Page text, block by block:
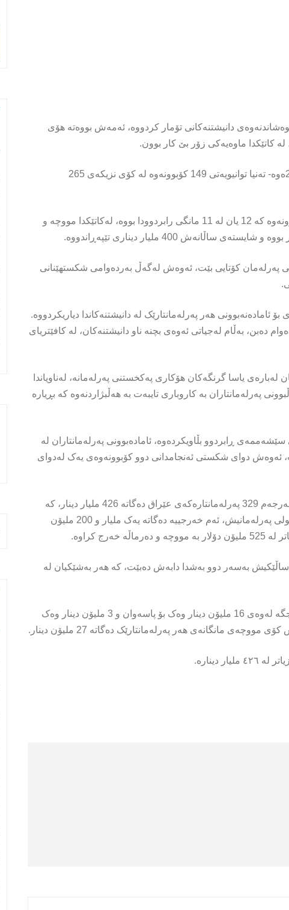
دانیشتنەکانی تۆمار کردووە، ئەمەش بووەتە هۆی
کاتێکدا ماوەیەکی زۆر بێ کار بوون.
پەرلەمانی ئێستا- لە یەکەم کۆبوونەوەى لە 9ی کانونى دووەمى 2022ەوە- تەنیا توانیویەتی 149 کۆبوونەوە لە کۆی نزیکەی 265
پەرلەمانى عێراق لەم خولەیدا شکستیهێناوە لە ئەنجامدانى 100 کۆبوونەوە کە 12 یان لە 11 مانگى رابردوودا بووە، لەکاتێکدا مووچە و
پەرلەمان کۆتایی بێت، ئەوەش لەگەڵ بەردەوامى شکستهێنانى
ئامادەنەبوونی هەر پەرلەمانتارێک لە دانیشتنەکاندا دیاریکردووە.
دەبن، بەڵام لەجیاتی ئەوەی بچنە ناو دانیشتنەکان، لە کافێتریای
لەبارەى یاسا گرنگەکان هۆکارى پەکخستنى پەرلەمانە، لەناویاندا
پەرلەمانتاران بە کاروبارى تایبەت بە هەڵبژاردنەوە کە بڕیارە
ڕابردوو بڵاویکردەوە، ئامادەبوونی پەرلەمانتاران لە
ئەوەش دوای شکستی ئەنجامدانى دوو کۆبوونەوەى یەک لەدواى
بەگوێرەی بەدواداچوونەکان، تێچووی ساڵانەی مووچە و دەرماڵەی سەرجەم 329 پەرلەمانتارەکەی عێراق دەگاتە 426 ملیار دینار، کە
دەکاتە نزیکەی 300 ملیۆن دۆلاری ئەمریکی. بۆ ماوەی چوار ساڵی خولی پەرلەمانیش، ئەم خەرجییە دەگاتە یەک ملیار و 200 ملیۆن
بەسەر دوو بەشدا دابەش دەبێت، کە هەر بەشێکیان لە
هەر پەرلەمانتارێک مانگانە 8 ملیۆن دینار مووچە وەردەگرێت، ئەمە جگە لەوەی 16 ملیۆن دینار وەک بۆ پاسەوان و 3 ملیۆن دینار وەک
مانگانەی هەر پەرلەمانتارێک دەگاتە 27 ملیۆن دینار.